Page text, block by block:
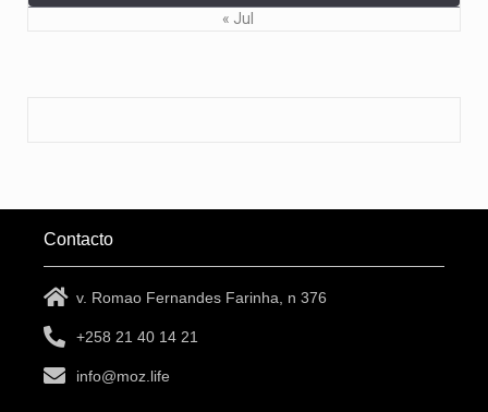
« Jul
Contacto
v. Romao Fernandes Farinha, n 376
+258 21 40 14 21
info@moz.life